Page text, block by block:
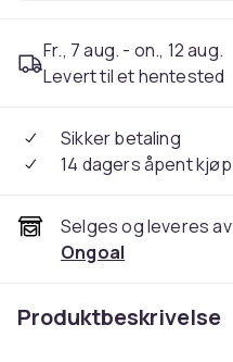
Fr., 7 aug. - on., 12 aug.
Levert til et hentested
Sikker betaling
14 dagers åpent kjøp
Selges og leveres av
Ongoal
Produktbeskrivelse